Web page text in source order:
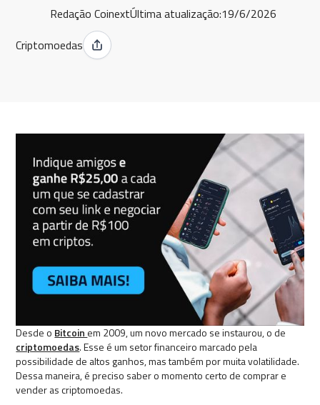
Redação CoinextÚltima atualização:19/6/2026
Criptomoedas
Desde o Bitcoin em 2009, um novo mercado se instaurou, o de
criptomoedas. Esse é um setor financeiro marcado pela
possibilidade de altos ganhos, mas também por muita volatilidade.
Dessa maneira, é preciso saber o momento certo de comprar e
vender as criptomoedas.